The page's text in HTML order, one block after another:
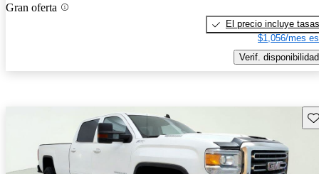
Gran oferta
El precio incluye tasas
$1,056/mes
Verif. disponibilidad